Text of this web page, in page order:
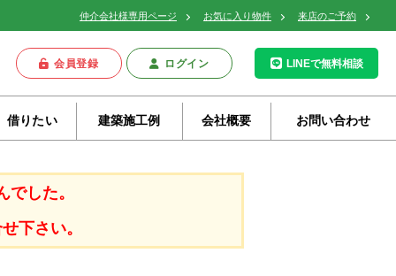
仲介会社様専用ページ お気に入り物件 来店のご予約
会員登録 ログイン LINEで無料相談
借りたい 建築施工例 会社概要 お問い合わせ
した。
下さい。